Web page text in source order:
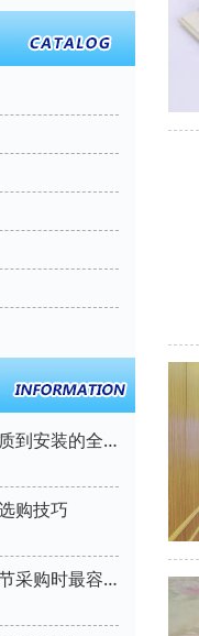
竹木纤维集成墙板选购逻辑：从材质到安装的全流程考量
购技巧
竹木纤维墙板安装后开裂？这个细节采购时最容易忽略